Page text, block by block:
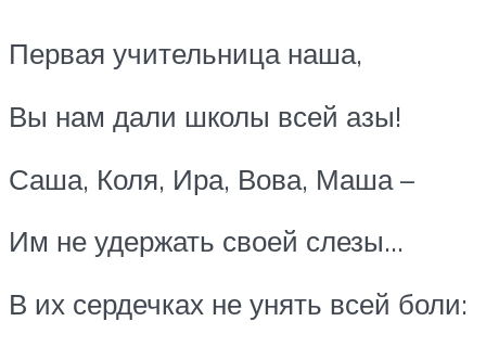
Первая учительница наша,
Вы нам дали школы всей азы!
Саша, Коля, Ира, Вова, Маша –
Им не удержать своей слезы…
В их сердечках не унять всей боли: